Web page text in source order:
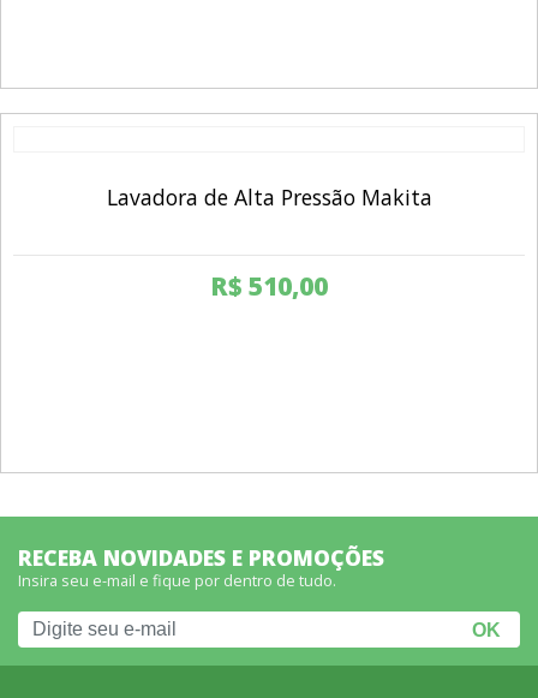
Lavadora de Alta Pressão Makita
R$ 510,00
RECEBA NOVIDADES E PROMOÇÕES
Insira seu e-mail e fique por dentro de tudo.